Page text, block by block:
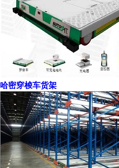
哈密穿梭车货架